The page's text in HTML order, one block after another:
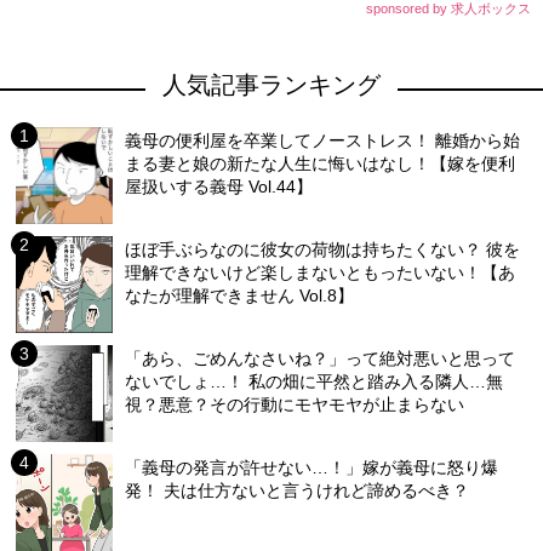
sponsored by 求人ボックス
人気記事ランキング
義母の便利屋を卒業してノーストレス！ 離婚から始
まる妻と娘の新たな人生に悔いはなし！【嫁を便利
屋扱いする義母 Vol.44】
ほぼ手ぶらなのに彼女の荷物は持ちたくない？ 彼を
理解できないけど楽しまないともったいない！【あ
なたが理解できません Vol.8】
「あら、ごめんなさいね？」って絶対悪いと思って
ないでしょ…！ 私の畑に平然と踏み入る隣人…無
視？悪意？その行動にモヤモヤが止まらない
「義母の発言が許せない…！」嫁が義母に怒り爆
発！ 夫は仕方ないと言うけれど諦めるべき？